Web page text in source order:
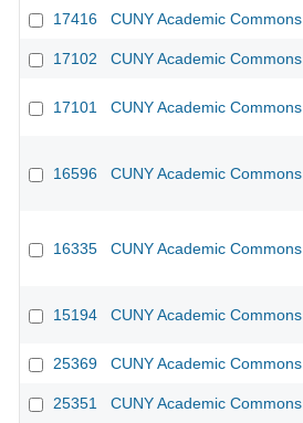
17416 CUNY Academic Commons
17102 CUNY Academic Commons
17101 CUNY Academic Commons
16596 CUNY Academic Commons
16335 CUNY Academic Commons
15194 CUNY Academic Commons
25369 CUNY Academic Commons
25351
CUNY Academic Commons